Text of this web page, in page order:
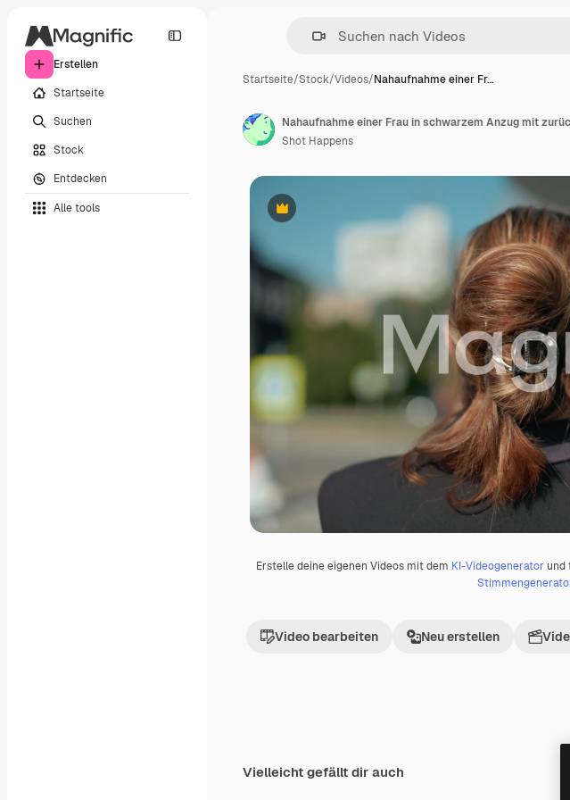
Erstellen
Startseite
Suchen
Stock
Entdecken
Alle tools
Startseite/Stock/Videos/Nahaufnahme einer Fr…
Premium
Erstelle deine eigenen Videos mit dem KI-Videogenerator und
Video bearbeiten Neu erstellen
Shot Happens
Vielleicht gefällt dir auch